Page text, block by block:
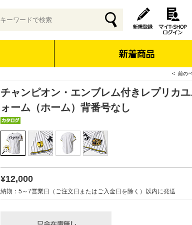
< 前の
チャンピオン・エンブレム付きレプリカ
ォーム（ホーム）背番号なし
¥12,000
納期：5～7営業日（ご注文日またはご入金日を除く）以内に発送